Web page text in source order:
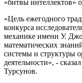
«битвы интеллектов»
«Цель ежегодного
конкурса
механике имени У.
математических
системы и структуры
деятельности», -
Турсунов.